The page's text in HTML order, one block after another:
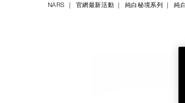
NARS 官網最新活動 純白秘境系列 純